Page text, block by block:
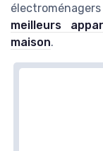
meilleurs
maison.